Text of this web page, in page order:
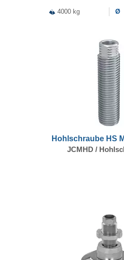
4000 kg Ø
Hohlschraube HS
JCMHD /